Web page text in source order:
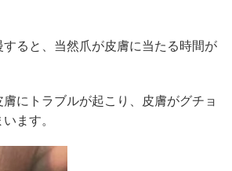
ると、当然爪が皮膚に当たる時間が
にトラブルが起こり、皮膚がグチョ
ます。